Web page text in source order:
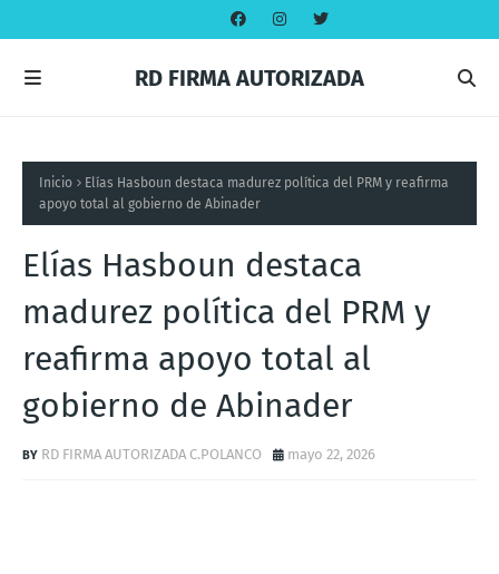
RD FIRMA AUTORIZADA
Inicio
Elías Hasboun destaca madurez política del PRM y reafirma
apoyo total al gobierno de Abinader
Elías Hasboun destaca
madurez política del PRM y
reafirma apoyo total al
gobierno de Abinader
RD FIRMA AUTORIZADA C.POLANCO mayo 22, 2026